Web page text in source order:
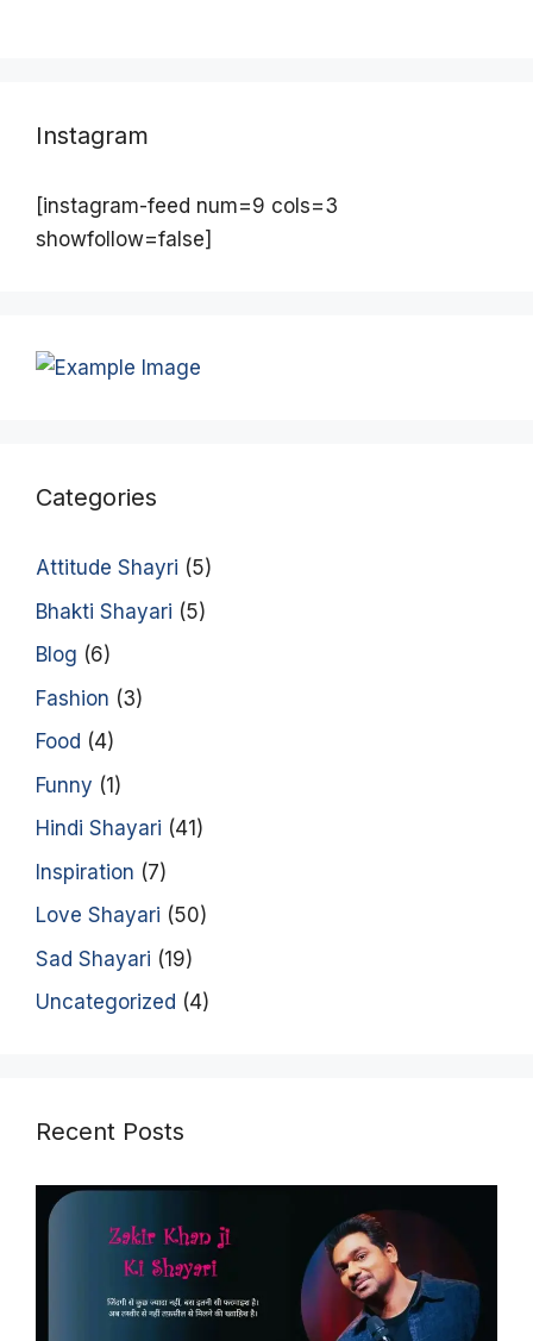
Instagram
[instagram-feed num=9 cols=3
showfollow=false]
Categories
Attitude Shayri (5)
Bhakti Shayari (5)
Blog (6)
Fashion (3)
Food (4)
Funny (1)
Hindi Shayari (41)
Inspiration (7)
Love Shayari (50)
Sad Shayari (19)
Uncategorized (4)
Recent Posts